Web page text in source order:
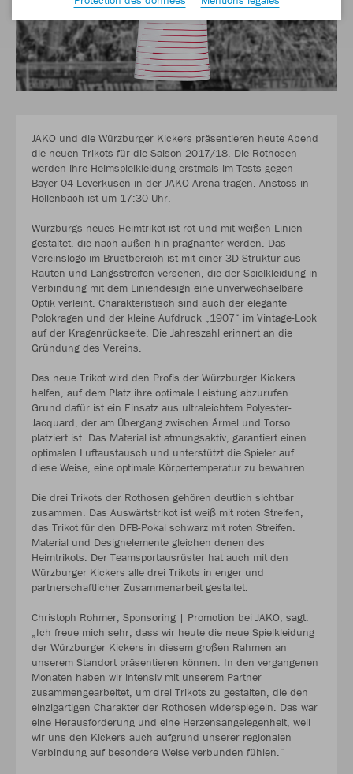
JAKO und die Würzburger Kickers präsentieren heute Abend
die neuen Trikots für die Saison 2017/18. Die Rothosen
werden ihre Heimspielkleidung erstmals im Tests gegen
Bayer 04 Leverkusen in der JAKO-Arena tragen. Anstoss in
Hollenbach ist um 17:30 Uhr.
Würzburgs neues Heimtrikot ist rot und mit weißen Linien
gestaltet, die nach außen hin prägnanter werden. Das
Vereinslogo im Brustbereich ist mit einer 3D-Struktur aus
Rauten und Längsstreifen versehen, die der Spielkleidung in
Verbindung mit dem Liniendesign eine unverwechselbare
Optik verleiht. Charakteristisch sind auch der elegante
Polokragen und der kleine Aufdruck „1907“ im Vintage-Look
auf der Kragenrückseite. Die Jahreszahl erinnert an die
Gründung des Vereins.
Das neue Trikot wird den Profis der Würzburger Kickers
helfen, auf dem Platz ihre optimale Leistung abzurufen.
Grund dafür ist ein Einsatz aus ultraleichtem Polyester-
Jacquard, der am Übergang zwischen Ärmel und Torso
platziert ist. Das Material ist atmungsaktiv, garantiert einen
optimalen Luftaustausch und unterstützt die Spieler auf
diese Weise, eine optimale Körpertemperatur zu bewahren.
Die drei Trikots der Rothosen gehören deutlich sichtbar
zusammen. Das Auswärtstrikot ist weiß mit roten Streifen,
das Trikot für den DFB-Pokal schwarz mit roten Streifen.
Material und Designelemente gleichen denen des
Heimtrikots. Der Teamsportausrüster hat auch mit den
Würzburger Kickers alle drei Trikots in enger und
partnerschaftlicher Zusammenarbeit gestaltet.
Christoph Rohmer, Sponsoring | Promotion bei JAKO, sagt.
„Ich freue mich sehr, dass wir heute die neue Spielkleidung
der Würzburger Kickers in diesem großen Rahmen an
unserem Standort präsentieren können. In den vergangenen
Monaten haben wir intensiv mit unserem Partner
zusammengearbeitet, um drei Trikots zu gestalten, die den
einzigartigen Charakter der Rothosen widerspiegeln. Das war
eine Herausforderung und eine Herzensangelegenheit, weil
wir uns den Kickers auch aufgrund unserer regionalen
Verbindung auf besondere Weise verbunden fühlen.“